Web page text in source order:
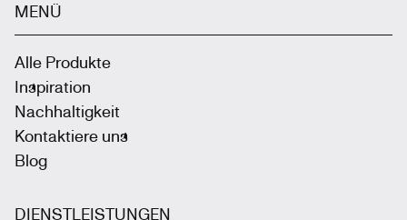
MENÜ
Alle Produkte
Inspiration
Nachhaltigkeit
Kontaktiere uns
Blog
DIENSTLEISTUNGEN